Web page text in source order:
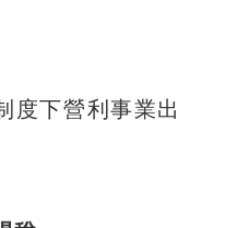
下營利事業出